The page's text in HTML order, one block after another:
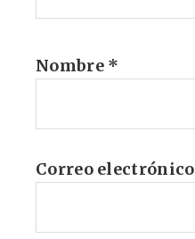
Nombre *
Correo electrónico